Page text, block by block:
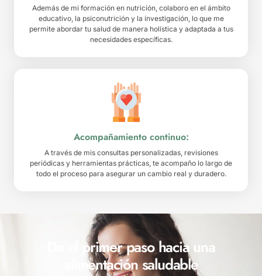
Además de mi formación en nutrición, colaboro en el ámbito
educativo, la psiconutrición y la investigación, lo que me
permite abordar tu salud de manera holística y adaptada a tus
necesidades específicas.
Acompañamiento continuo:
A través de mis consultas personalizadas, revisiones
periódicas y herramientas prácticas, te acompaño lo largo de
todo el proceso para asegurar un cambio real y duradero.
Da el primer paso hacia una
alimentación saludable